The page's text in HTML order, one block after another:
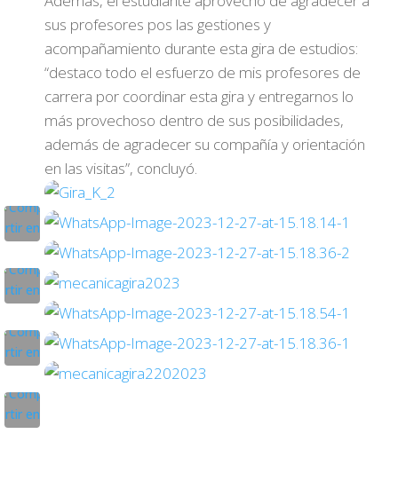
sus profesores pos las gestiones y
acompañamiento durante esta gira de estudios:
“destaco todo el esfuerzo de mis profesores de
carrera por coordinar esta gira y entregarnos lo
más provechoso dentro de sus posibilidades,
además de agradecer su compañía y orientación
en las visitas”, concluyó.